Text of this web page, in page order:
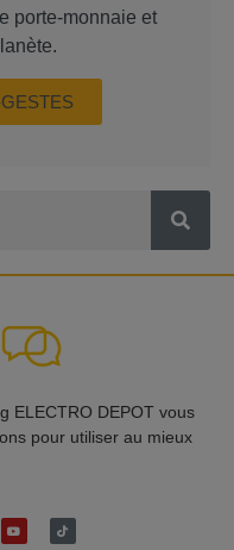
porte-monnaie et
ELECTRO DEPOT vous
pour utiliser au mieux